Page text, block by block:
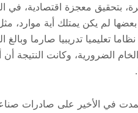
بتحقيق معجزة اقتصادية، في
بعضها لم يكن يمتلك أية موارد،
تعليميا تدريبيا صارما
الخام الضرورية، وكانت
في الأخير على صادرات